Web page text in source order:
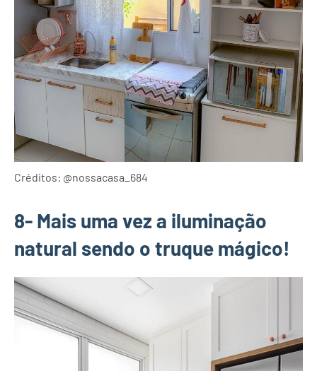
Créditos: @nossacasa_684
8- Mais uma vez a iluminação
natural sendo o truque mágico!